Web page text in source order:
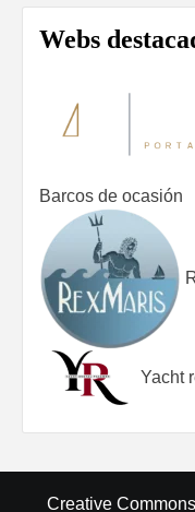
Webs
Barcos de ocasión
Yacht
Creative